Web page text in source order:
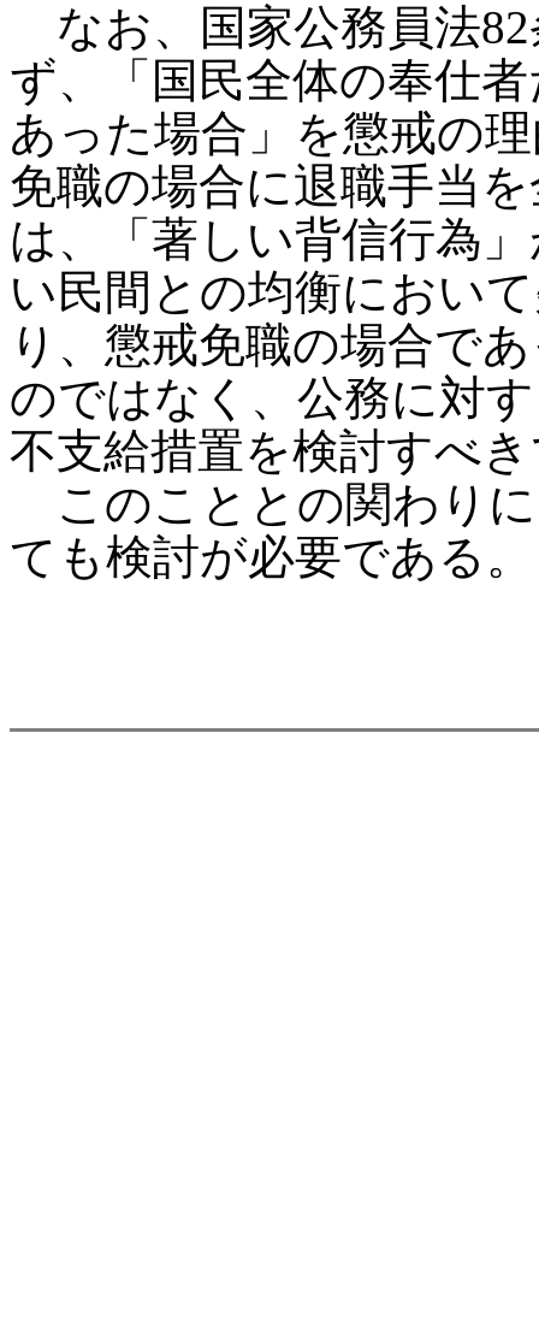
なお、国家公務員法
ず、「国民全体の奉仕
あった場合」を懲戒の
免職の場合に退職手当
は、「著しい背信行為
い民間との均衡におい
り、懲戒免職の場合で
のではなく、公務に対
不支給措置を検討すべ
このこととの関わり
ても検討が必要である。